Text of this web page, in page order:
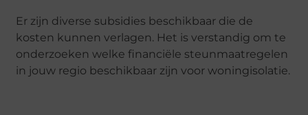
Er zijn diverse subsidies beschikbaar die de
kosten kunnen verlagen. Het is verstandig om te
onderzoeken welke financiële steunmaatregelen
in jouw regio beschikbaar zijn voor woningisolatie.